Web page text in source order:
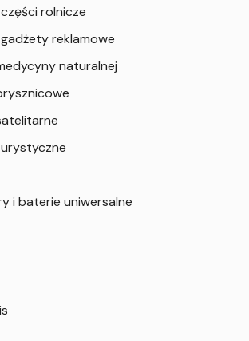
rolnicze
reklamowe
naturalnej
i baterie uniwersalne